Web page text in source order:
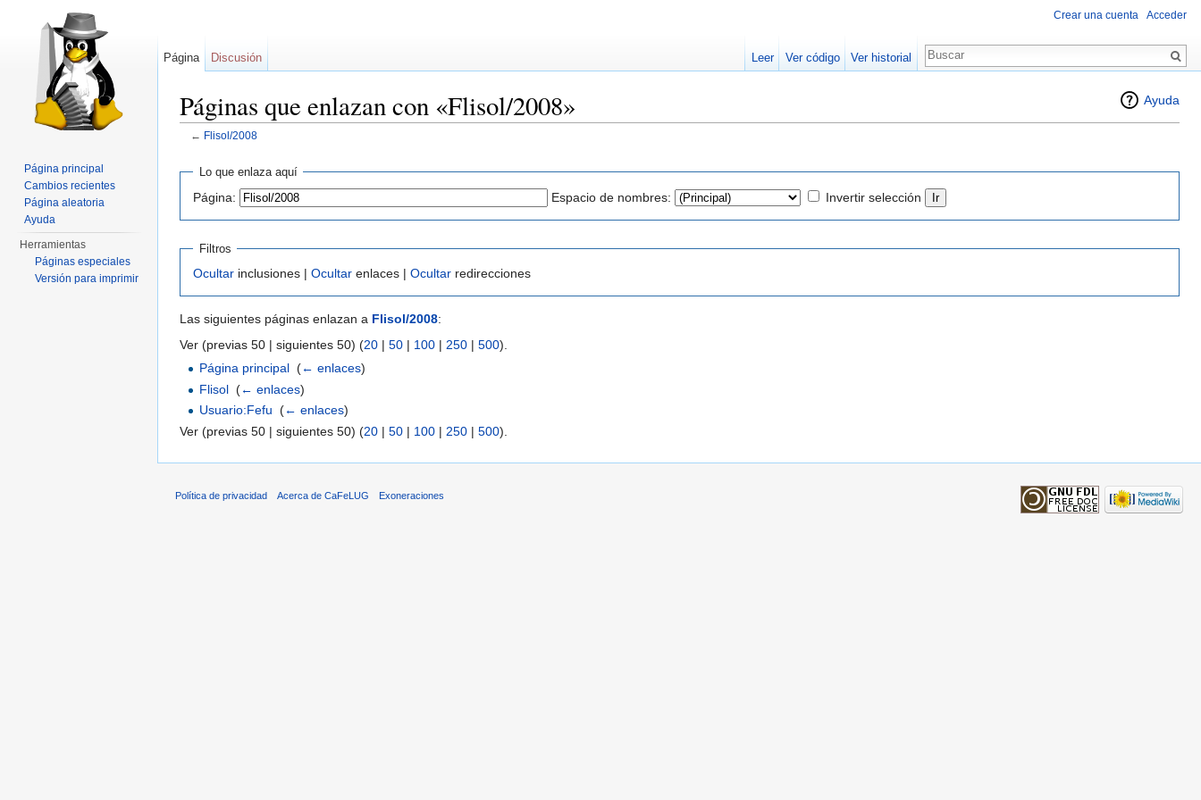
Ayuda
Páginas que enlazan con «Flisol/2008»
← Flisol/2008
Lo que enlaza aquí
Página: Espacio de nombres: Invertir selección
Filtros
Ocultar inclusiones | Ocultar enlaces | Ocultar redirecciones
Las siguientes páginas enlazan a Flisol/2008:
Ver (previas 50 | siguientes 50) (20 | 50 | 100 | 250 | 500).
Página principal (← enlaces)
Flisol (← enlaces)
Usuario:Fefu
(← enlaces)
Ver (previas 50 | siguientes 50) (20 | 50 | 100 | 250 | 500).
Crear una cuenta Acceder
Página Discusión Leer Ver código Ver historial
Página principal
Cambios recientes
Página aleatoria
Ayuda
Herramientas
Páginas especiales
Versión para imprimir
Política de privacidad Acerca de CaFeLUG Exoneraciones